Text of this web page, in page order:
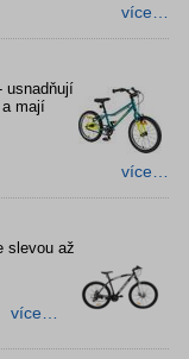
více…
usnadňují
mají
více…
slevou až
více…